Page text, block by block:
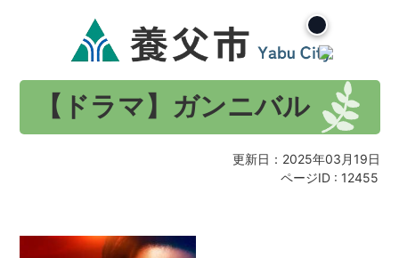
【ドラマ】ガンニバル
更新日：2025年03月19日
ページID : 12455